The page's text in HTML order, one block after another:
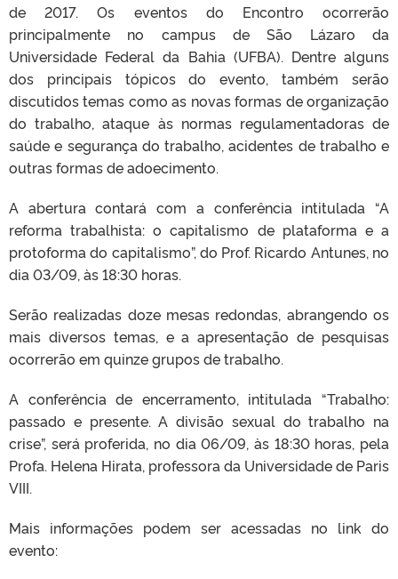
de 2017. Os eventos do Encontro ocorrerão
principalmente no campus de São Lázaro da
Universidade Federal da Bahia (UFBA). Dentre alguns
dos principais tópicos do evento, também serão
discutidos temas como as novas formas de organização
do trabalho, ataque às normas regulamentadoras de
saúde e segurança do trabalho, acidentes de trabalho e
outras formas de adoecimento.
A abertura contará com a conferência intitulada “A
reforma trabalhista: o capitalismo de plataforma e a
protoforma do capitalismo”, do Prof. Ricardo Antunes, no
dia 03/09, às 18:30 horas.
Serão realizadas doze mesas redondas, abrangendo os
mais diversos temas, e a apresentação de pesquisas
ocorrerão em quinze grupos de trabalho.
A conferência de encerramento, intitulada “Trabalho:
passado e presente. A divisão sexual do trabalho na
crise”, será proferida, no dia 06/09, às 18:30 horas, pela
Profa. Helena Hirata, professora da Universidade de Paris
VIII.
Mais informações podem ser acessadas no link do
evento: